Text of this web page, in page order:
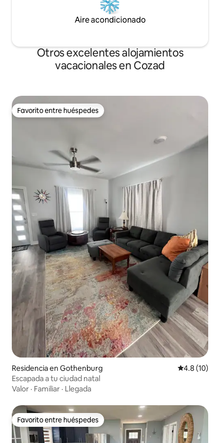
Aire acondicionado
Otros excelentes alojamientos
vacacionales en Cozad
Favorito entre huéspedes
Favorito entre huéspedes
Residencia en Gothenburg Calificación
4.8 (10)
Escapada a tu ciudad natal
Valor · Familiar · Llegada
Favorito entre huéspedes
Favorito entre huéspedes